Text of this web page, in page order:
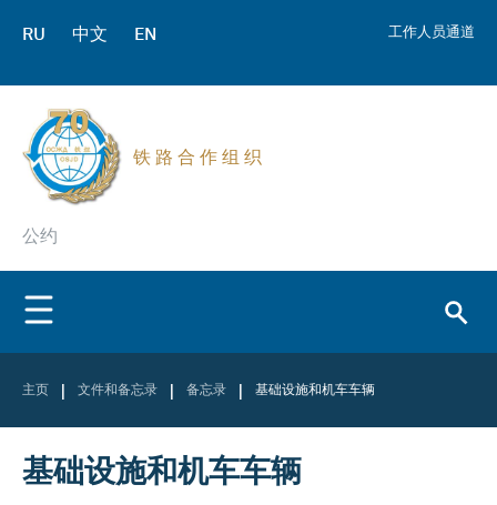
RU 中文 EN 工作人员通道
铁 路 合 作 组 织
公约
主页 | 文件和备忘录 | 备忘录 | 基础设施和机车车辆
基础设施和机车车辆